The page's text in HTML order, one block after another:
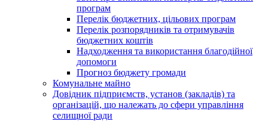
програм
Перелік бюджетних, цільових програм
Перелік розпорядників та отримувачів
бюджетних коштів
Надходження та використання благодійної
допомоги
Прогноз бюджету громади
Комунальне майно
Довідник підприємств, установ (закладів) та
організацій, що належать до сфери управління
селищної ради